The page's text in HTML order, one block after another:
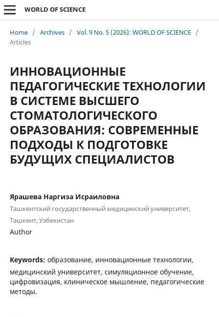
WORLD OF SCIENCE
Home / Archives / Vol. 9 No. 5 (2026): WORLD OF SCIENCE /
Articles
ИННОВАЦИОННЫЕ
ПЕДАГОГИЧЕСКИЕ ТЕХНОЛОГИИ
В СИСТЕМЕ ВЫСШЕГО
СТОМАТОЛОГИЧЕСКОГО
ОБРАЗОВАНИЯ: СОВРЕМЕННЫЕ
ПОДХОДЫ К ПОДГОТОВКЕ
БУДУЩИХ СПЕЦИАЛИСТОВ
Ярашева Наргиза Исраиловна
Ташкентский государственный медицинский университет,
Ташкент, Узбекистан
Author
Keywords: образование, инновационные технологии,
медицинский университет, симуляционное обучение,
цифровизация, клиническое мышление, педагогические
методы.